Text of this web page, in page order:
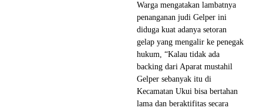
Warga mengatakan lambatnya
penanganan judi Gelper ini
diduga kuat adanya setoran
gelap yang mengalir ke penegak
hukum, “Kalau tidak ada
backing dari Aparat mustahil
Gelper sebanyak itu di
Kecamatan Ukui bisa bertahan
lama dan beraktifitas secara